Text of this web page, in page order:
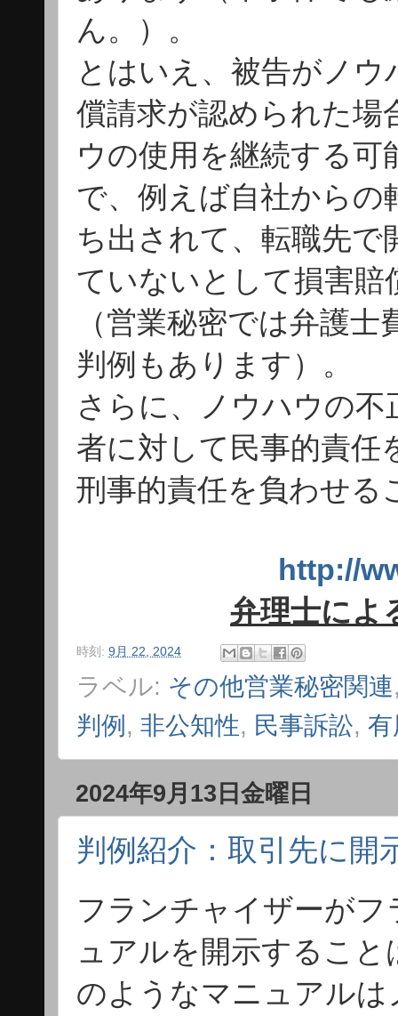
ん。）。
とはいえ、被告がノ
償請求が認められた場
ウの使用を継続する
で、例えば自社から
ち出されて、転職先
ていないとして損害
（営業秘密では弁護
判例もあります）。
さらに、ノウハウの
者に対して民事的責
刑事的責任を負わせる
http://
弁理士によ
時刻: 9月 22, 2024
ラベル: その他営業秘密関連
判例 , 非公知性, 民事訴訟, 有
2024年9月13日金曜日
判例紹介：取引先に開
フランチャイザーが
ュアルを開示するこ
のようなマニュアル